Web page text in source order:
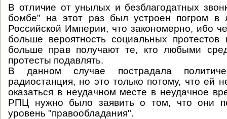
В отличие от унылых и безблагодатных
бомбе" на этот раз был устроен погром в
Российской Империи, что закономерно, ибо
больше вероятность социальных
больше прав получают те, кто любыми
протесты подавлять.
В данном случае пострадала
радиостанция, но это только потому, что ей
оказаться в неудачном месте в неудачное
РПЦ нужно было заявить о том, что они
уровень "правообладания".